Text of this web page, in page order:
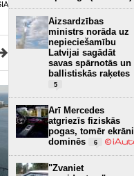
Aizsardzības
ministrs norāda uz
nepieciešamību
Latvijai sagādāt
savas spārnotās un
ballistiskās raķetes
5
Arī Mercedes
atgriezīs fiziskās
pogas, tomēr ekrāni
dominēs
6
"Zvaniet